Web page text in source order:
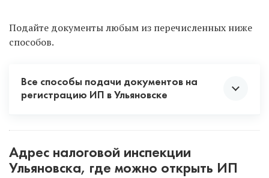
Подайте документы любым из перечисленных ниже
способов.
Все способы подачи документов на
регистрацию ИП в Ульяновске
помощью ЭЦП.Рекомендуем только через
услугу «Опытный специалист», потому что ЭЦП в
Адрес налоговой инспекции
Ульяновска, где можно открыть ИП